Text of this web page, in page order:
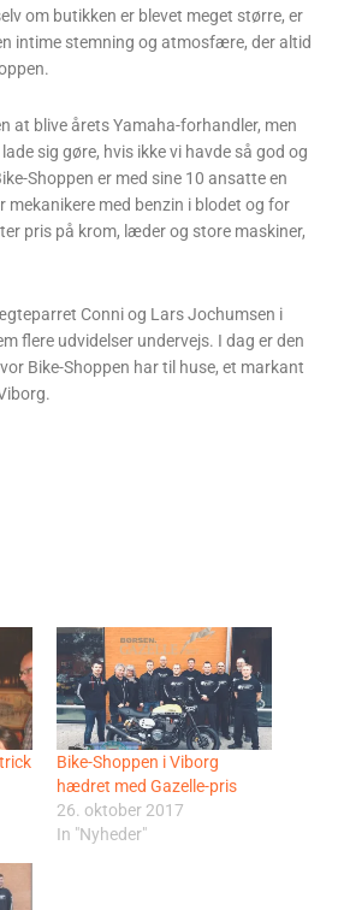
om butikken er blevet meget større, er
intime stemning og atmosfære, der altid
at blive årets Yamaha-forhandler, men
sig gøre, hvis ikke vi havde så god og
Shoppen er med sine 10 ansatte en
med benzin i blodet og for
pris på krom, læder og store maskiner,
Conni og Lars Jochumsen i
flere udvidelser undervejs. I dag er den
Bike-Shoppen har til huse, et markant
Bike-Shoppen i Viborg
hædret med Gazelle-pris
26. oktober 2017
In "Nyheder"